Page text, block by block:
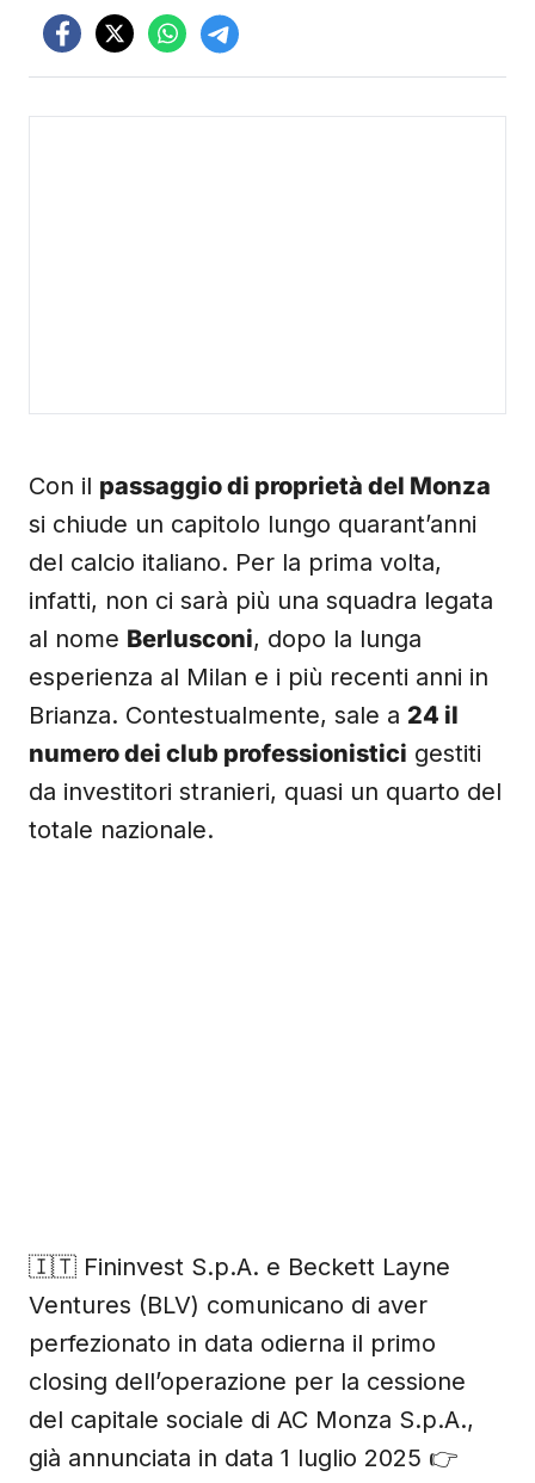
Con il passaggio di proprietà del Monza
si chiude un capitolo lungo quarant’anni
del calcio italiano. Per la prima volta,
infatti, non ci sarà più una squadra legata
al nome Berlusconi, dopo la lunga
esperienza al Milan e i più recenti anni in
Brianza. Contestualmente, sale a 24 il
numero dei club professionistici gestiti
da investitori stranieri, quasi un quarto del
totale nazionale.
🇮🇹 Fininvest S.p.A. e Beckett Layne
Ventures (BLV) comunicano di aver
perfezionato in data odierna il primo
closing dell’operazione per la cessione
del capitale sociale di AC Monza S.p.A.,
già annunciata in data 1 luglio 2025 👉